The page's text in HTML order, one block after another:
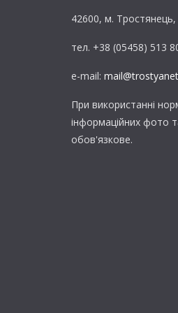
42600, м.
тел. +38 (05458) 513
e-mail:
При використанні
інформаційних фото
обов'язкове.